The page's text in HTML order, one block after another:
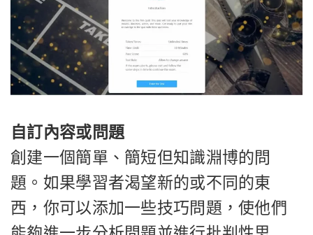
自訂內容或問題
創建一個簡單、簡短但知識淵博的問
題。如果學習者渴望新的或不同的東
西，你可以添加一些技巧問題，使他們